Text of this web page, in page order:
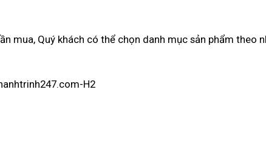
mua, Quý khách có thể chọn danh mục sản phẩm theo